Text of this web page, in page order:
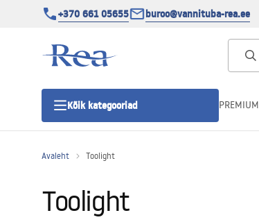
+370 661 05655 buroo@vannituba-rea.ee
Kõik kategooriad
Duši uks
PREMIUM
Avaleht Toolight
Toolight